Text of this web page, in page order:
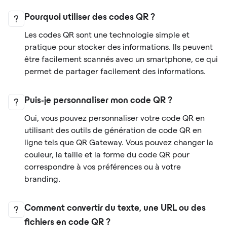
Pourquoi utiliser des codes QR ?
Les codes QR sont une technologie simple et
pratique pour stocker des informations. Ils peuvent
être facilement scannés avec un smartphone, ce qui
permet de partager facilement des informations.
Puis-je personnaliser mon code QR ?
Oui, vous pouvez personnaliser votre code QR en
utilisant des outils de génération de code QR en
ligne tels que QR Gateway. Vous pouvez changer la
couleur, la taille et la forme du code QR pour
correspondre à vos préférences ou à votre
branding.
Comment convertir du texte, une URL ou des
fichiers en code QR ?